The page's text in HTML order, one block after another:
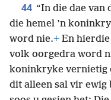
44 “In die dae van
die hemel ’n
word nie.+ En
volk oorgedra word
koninkryke vernietig
dit alleen sal vir ewig